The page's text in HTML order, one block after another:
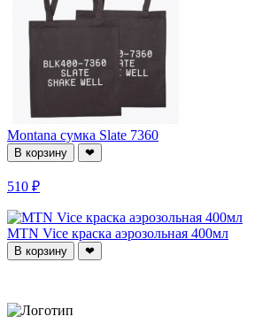
Montana сумка Slate 7360
В корзину ❤
510 ₽
MTN Vice краска аэрозольная 400мл
В корзину ❤